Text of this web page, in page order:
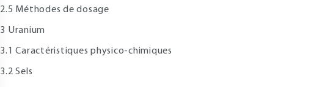
Méthodes de dosage
Uranium
Caractéristiques physico-chimiques
Sels